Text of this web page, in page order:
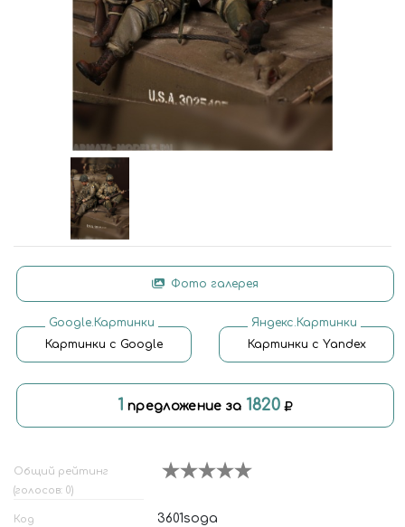
Фото галерея
Google.Картинки
Картинки с Google
Яндекс.Картинки
Картинки с Yandex
1 предложение за 1820
Общий рейтинг
(голосов: 0)
Код 3601soga